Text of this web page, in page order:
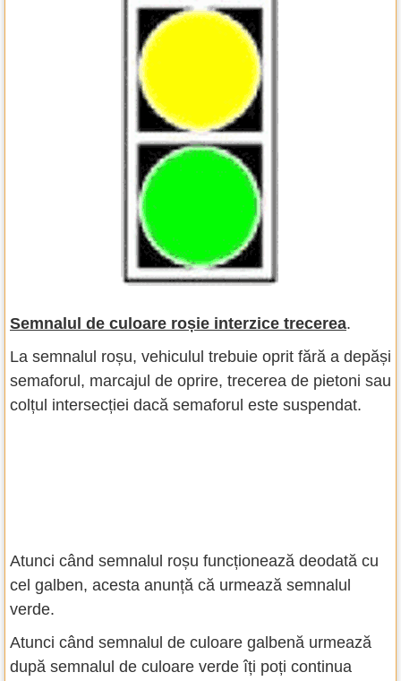
Semnalul de culoare roșie interzice trecerea.
La semnalul roșu, vehiculul trebuie oprit fără a depăși
semaforul, marcajul de oprire, trecerea de pietoni sau
colțul intersecției dacă semaforul este suspendat.
Atunci când semnalul roșu funcționează deodată cu
cel galben, acesta anunță că urmează semnalul
verde.
Atunci când semnalul de culoare galbenă urmează
după semnalul de culoare verde îți poți continua